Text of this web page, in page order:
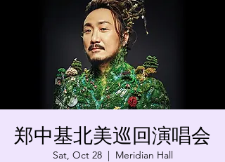
郑中基北美巡回演唱会
Sat, Oct 28
  |
Meridian Hall